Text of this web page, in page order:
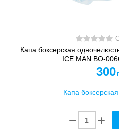
Капа боксерская
ICE MAN BO-
300